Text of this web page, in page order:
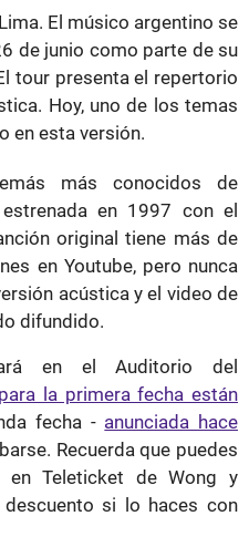
El músico argentino se
de junio como parte de su
tour presenta el repertorio
Hoy, uno de los temas
en esta versión.
más conocidos de
en 1997 con el
original tiene más de
en Youtube, pero nunca
acústica y el video de
difundido.
en el Auditorio del
la primera fecha están
fecha - anunciada hace
Recuerda que puedes
Teleticket de Wong y
si lo haces con